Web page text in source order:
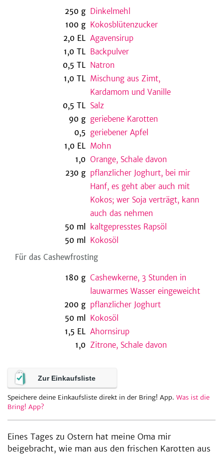
250 g Dinkelmehl
100 g Kokosblütenzucker
2,0 EL Agavensirup
1,0 TL Backpulver
0,5 TL Natron
1,0 TL Mischung aus Zimt,
Kardamom und Vanille
0,5 TL Salz
90 g geriebene Karotten
0,5 geriebener Apfel
1,0 EL Mohn
1,0 Orange, Schale davon
230 g pflanzlicher Joghurt, bei mir
Hanf, es geht aber auch mit
Kokos; wer Soja verträgt, kann
auch das nehmen
50 ml
kaltgepresstes Rapsöl
50 ml
Kokosöl
Für das Cashewfrosting
180 g Cashewkerne, 3 Stunden in
lauwarmes Wasser eingeweicht
200 g pflanzlicher Joghurt
50 ml
Kokosöl
1,5 EL Ahornsirup
1,0 Zitrone, Schale davon
Zur Einkaufsliste
Speichere deine Einkaufsliste direkt in der Bring! App. Was ist die
Bring! App?
Eines Tages zu Ostern hat meine Oma mir
beigebracht, wie man aus den frischen Karotten aus